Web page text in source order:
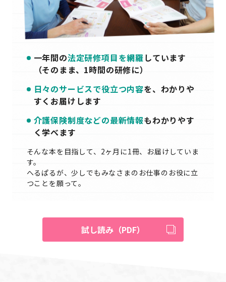
一年間の法定研修項目を網羅しています
（そのまま、1時間の研修に）
日々のサービスで役立つ内容を、わかりや
すく お届けします
介護保険制度などの最新情報もわかりやす
く学べます
そんな本を目指して、2ヶ月に1冊、お届けしていま
す。
へるぱるが、少しでもみなさまのお仕事のお役に立
つことを願って。
試し読み（PDF）